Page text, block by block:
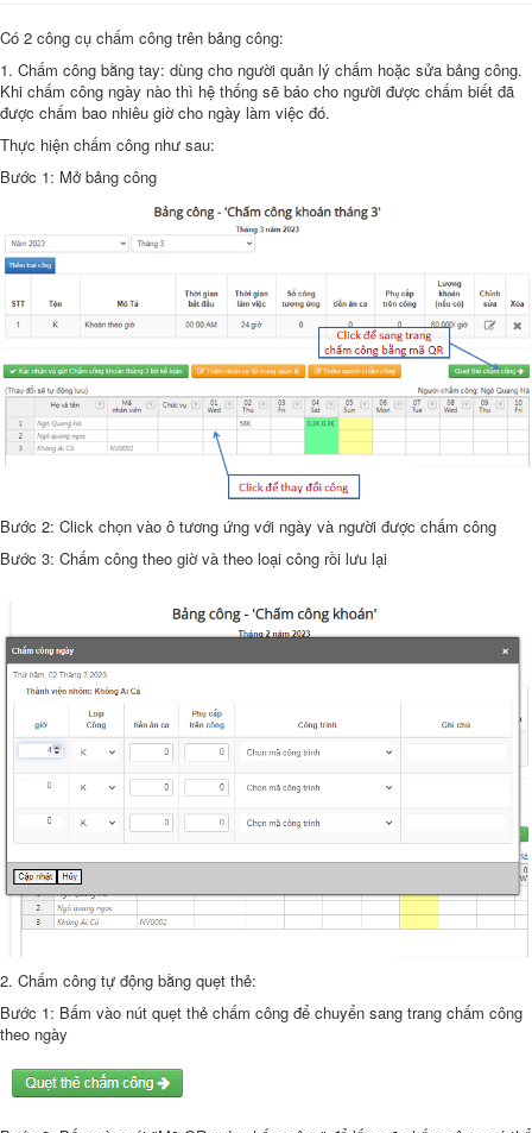
Có 2 công cụ chấm công trên bảng công:
1. Chấm công bằng tay: dùng cho người quản lý chấm hoặc sửa bảng công.
Khi chấm công ngày nào thì hệ thống sẽ báo cho người được chấm biết đã
được chấm bao nhiêu giờ cho ngày làm việc đó.
Thực hiện chấm công như sau:
Bước 1: Mở bảng công
Bước 2: Click chọn vào ô tương ứng với ngày và người được chấm công
Bước 3: Chấm công theo giờ và theo loại công rồi lưu lại
2. Chấm công tự động bằng quẹt thẻ:
Bước 1: Bấm vào nút quẹt thẻ chấm công để chuyển sang trang chấm công
theo ngày